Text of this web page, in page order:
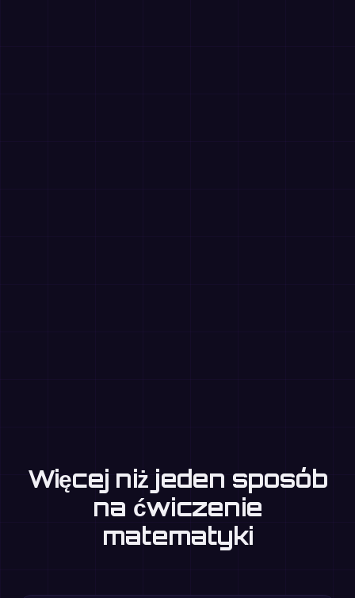
Więcej niż jeden sposób
na ćwiczenie
matematyki